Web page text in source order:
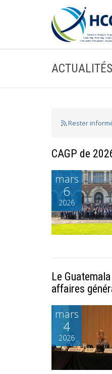
Rester
CAGP de
mars
6
2026
Le
affaires
mars
4
2026